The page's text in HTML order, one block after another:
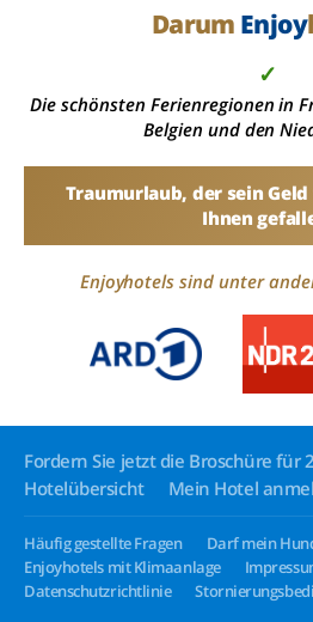
Darum Enjoy
✓
Die schönsten Ferienregionen in
Belgien und den
Traumurlaub, der sein
Ihnen
Enjoyhotels sind unter
Fordern Sie jetzt die Broschüre für
Hotelübersicht
Mein Hotel
Häufig gestellte Fragen
Darf mein
Enjoyhotels mit Klimaanlage
Datenschutzrichtlinie